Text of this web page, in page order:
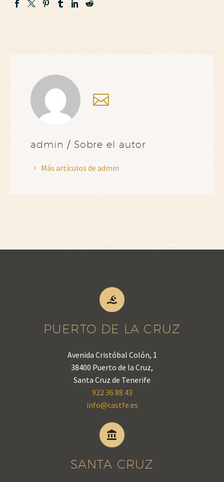
admin / Sobre el autor
Más artículos de admin


PUERTO DE LA CRUZ
Avenida Cristóbal Colón, 1
38400 Puerto de la Cruz,
Santa Cruz de Tenerife
922 36 88 43
info@castfe.es


SANTA CRUZ